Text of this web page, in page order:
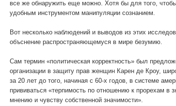
все же обнаружить еще можно. Хотя бы для того, чтобы
удобным инструментом манипуляции сознанием.
Вот несколько наблюдений и выводов из этих
объснение распространяющемуся в мире безумию.
Сам термин «политическая корректность» был
организации в защиту прав женщин Карен де Кроу,
за 20 лет до того, начиная с 60-х годов, в системе
прививаться «терпимость по отношению к прорехам в
мнению и чувству собственной значимости».